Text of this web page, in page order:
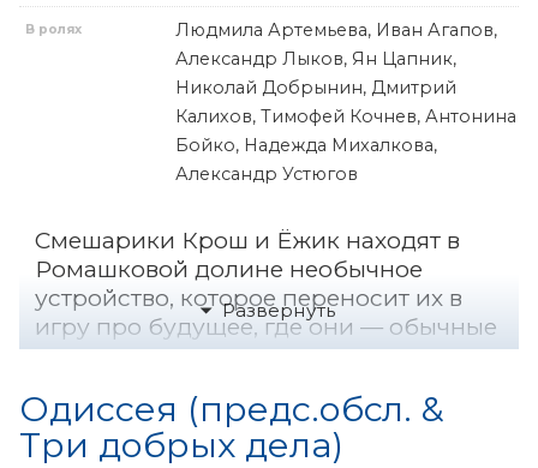
В ролях
Людмила Артемьева, Иван Агапов,
Александр Лыков, Ян Цапник,
Николай Добрынин, Дмитрий
Калихов, Тимофей Кочнев, Антонина
Бойко, Надежда Михалкова,
Александр Устюгов
Смешарики Крош и Ёжик находят в
Ромашковой долине необычное
устройство, которое переносит их в
игру про будущее, где они — обычные
дети на космическом корабле,
начинаются тогда, когда герои
осознают – это не игра.
Одиссея (предс.обсл. &
Три добрых дела)